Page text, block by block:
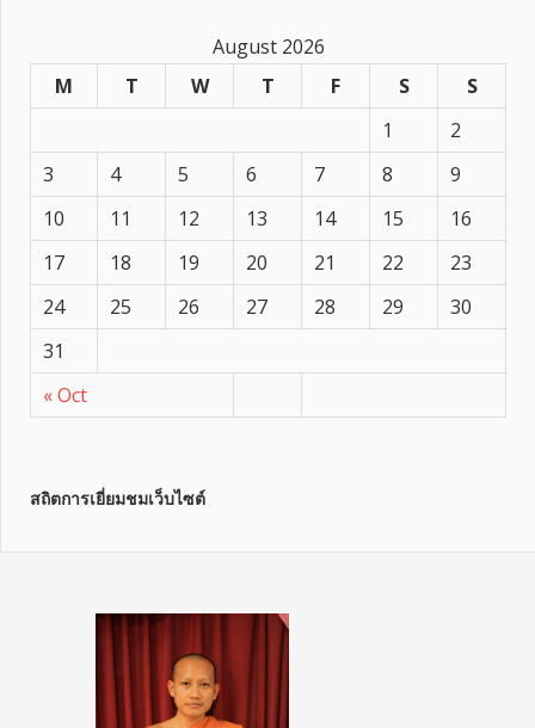
August 2026
M
T W T F S S
« Oct
1
2
3
4 5 6 7 8
9
10
11 12 13 14 15
16
17
18 19 20 21 22
23
24
25 26 27 28 29
30
31
สถิตการเยี่ยมชมเว็บไซต์